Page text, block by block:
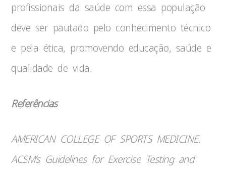
profissionais da saúde com essa população
deve ser pautado pelo conhecimento técnico
e pela ética, promovendo educação, saúde e
qualidade de vida.
Referências
AMERICAN COLLEGE OF SPORTS MEDICINE.
ACSM’s Guidelines for Exercise Testing and